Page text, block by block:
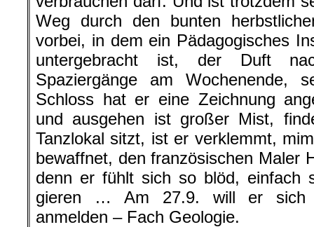
Weg durch den bunten
vorbei, in dem ein Pädagogisches
untergebracht ist, der Duft
Spaziergänge am Wochenende,
Schloss hat er eine Zeichnung
und ausgehen ist großer Mist,
Tanzlokal sitzt, ist er verklemmt,
bewaffnet, den französischen Maler
denn er fühlt sich so blöd, einfach
gieren … Am 27.9. will er sich
anmelden – Fach Geologie.